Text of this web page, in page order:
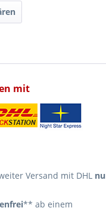
mit
Versand mit DHL
** ab einem